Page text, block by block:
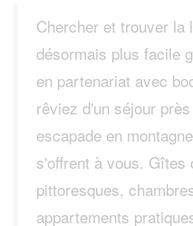
Chercher et trouver la
désormais plus facile
en partenariat avec
rêviez d'un séjour
escapade en
s'offrent à vous. Gîtes
pittoresques,
appartements